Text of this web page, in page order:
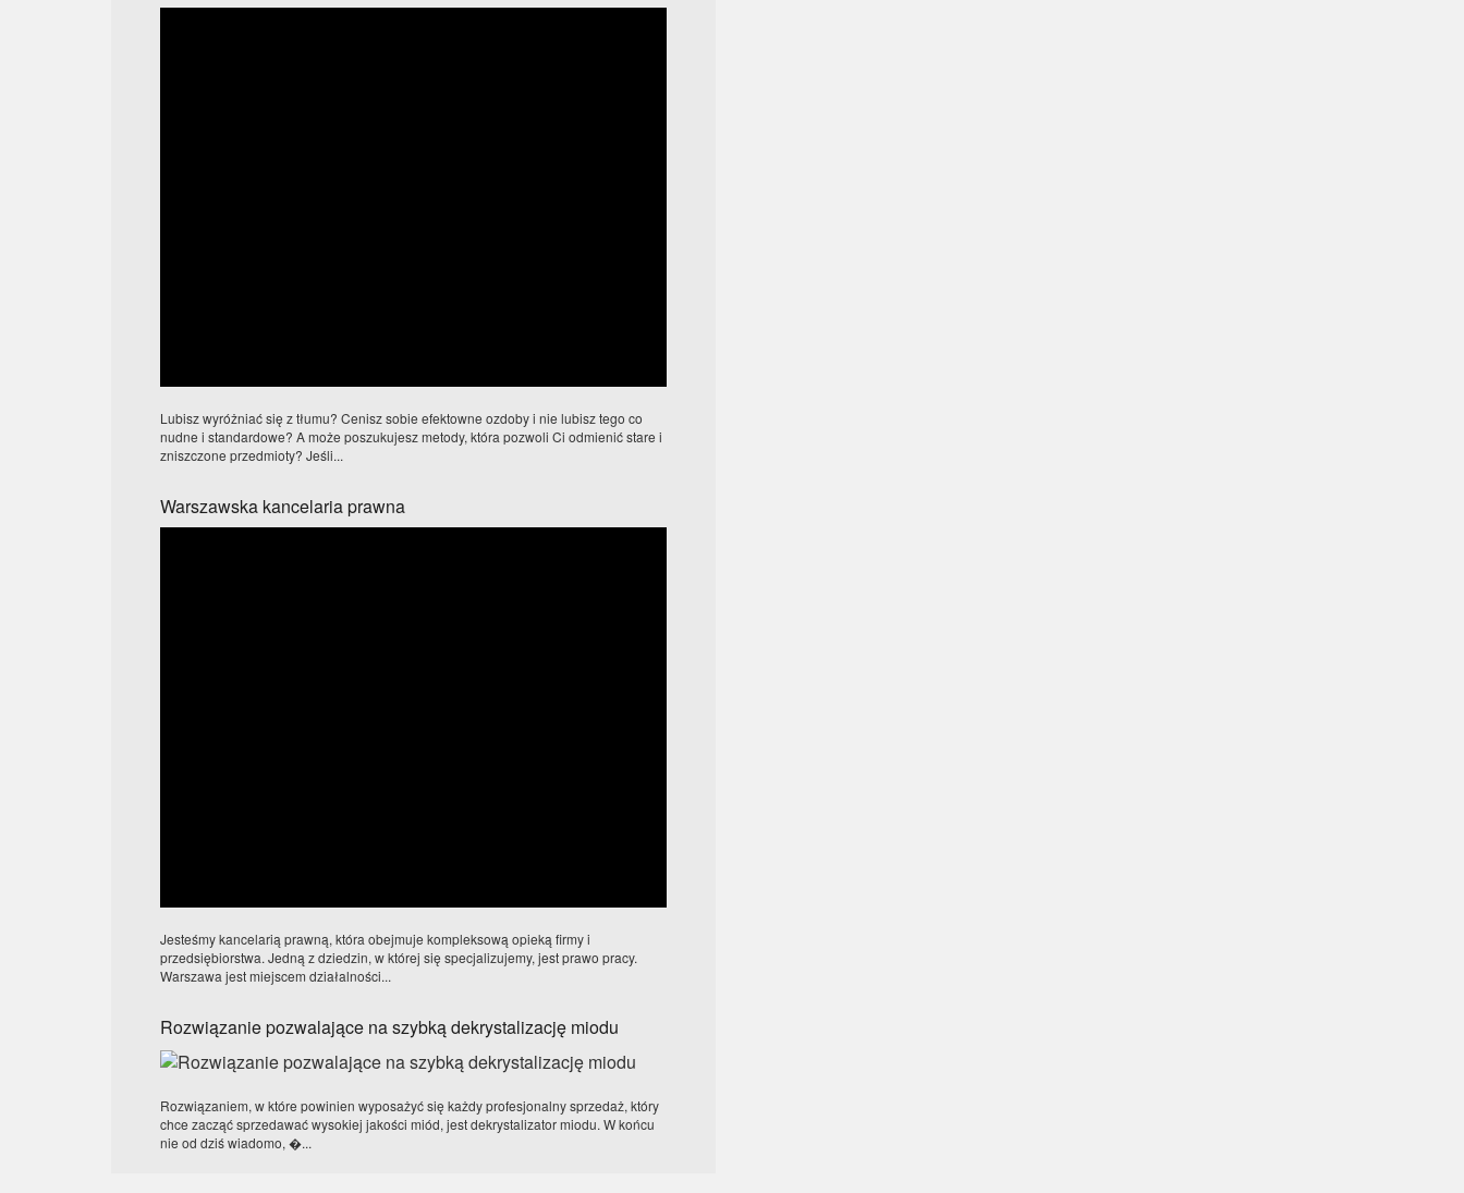
Lubisz wyróżniać się z tłumu? Cenisz sobie efektowne ozdoby i nie lubisz tego co
nudne i standardowe? A może poszukujesz metody, która pozwoli Ci odmienić stare i
zniszczone przedmioty? Jeśli...
Warszawska kancelaria prawna
Jesteśmy kancelarią prawną, która obejmuje kompleksową opieką firmy i
przedsiębiorstwa. Jedną z dziedzin, w której się specjalizujemy, jest prawo pracy.
Warszawa jest miejscem działalności...
Rozwiązanie pozwalające na szybką dekrystalizację miodu
Rozwiązaniem, w które powinien wyposażyć się każdy profesjonalny sprzedaż, który
chce zacząć sprzedawać wysokiej jakości miód, jest dekrystalizator miodu. W końcu
nie od dziś wiadomo, �...